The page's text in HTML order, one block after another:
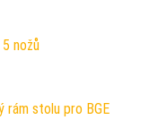
nožů
rám stolu pro BGE